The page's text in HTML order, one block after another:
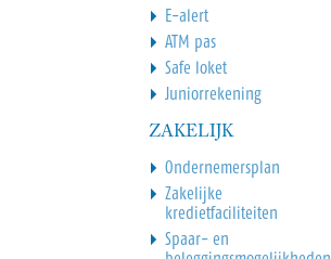
E-alert
ATM pas
Safe loket
Juniorrekening
ZAKELIJK
Ondernemersplan
Zakelijke
kredietfaciliteiten
Spaar- en